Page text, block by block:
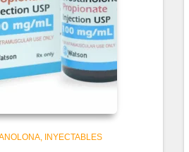
INYECTABLES